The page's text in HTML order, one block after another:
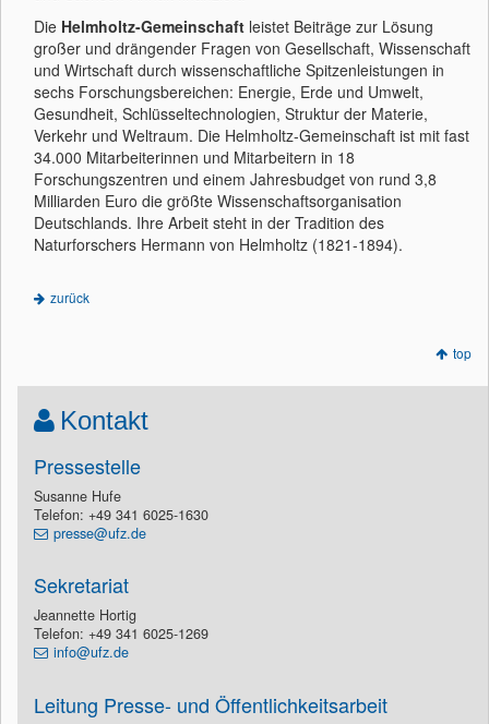
Die Helmholtz-Gemeinschaft leistet Beiträge zur Lösung
großer und drängender Fragen von Gesellschaft, Wissenschaft
und Wirtschaft durch wissenschaftliche Spitzenleistungen in
sechs Forschungsbereichen: Energie, Erde und Umwelt,
Gesundheit, Schlüsseltechnologien, Struktur der Materie,
Verkehr und Weltraum. Die Helmholtz-Gemeinschaft ist mit fast
34.000 Mitarbeiterinnen und Mitarbeitern in 18
Forschungszentren und einem Jahresbudget von rund 3,8
Milliarden Euro die größte Wissenschaftsorganisation
Deutschlands. Ihre Arbeit steht in der Tradition des
Naturforschers Hermann von Helmholtz (1821-1894).
zurück
top
Kontakt
Pressestelle
Susanne Hufe
Telefon: +49 341 6025-1630
presse@ufz.de
Sekretariat
Jeannette Hortig
Telefon: +49 341 6025-1269
info@ufz.de
Leitung Presse- und Öffentlichkeitsarbeit